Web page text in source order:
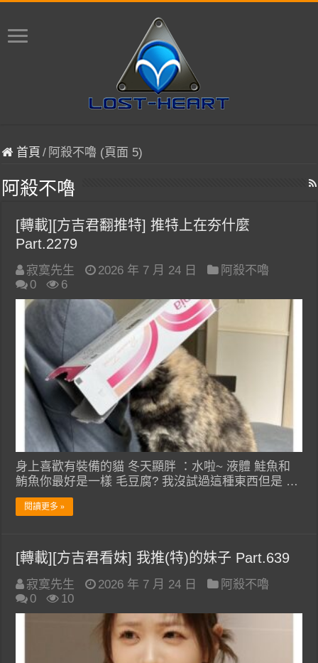
首頁 / 阿殺不嚕 (頁面 5)
阿殺不嚕
[轉載][方吉君翻推特] 推特上在夯什麼
Part.2279
寂寞先生 2026 年 7 月 24 日
阿殺不嚕
0
6
身上喜歡有裝備的貓 冬天顯胖 ：水啦~ 液體 鮭魚和
鮪魚你最好是一樣 毛豆腐? 我沒試過這種東西但是 …
閱讀更多 »
[轉載][方吉君看妹] 我推(特)的妹子 Part.639
寂寞先生 2026 年 7 月 24 日
阿殺不嚕
0
10